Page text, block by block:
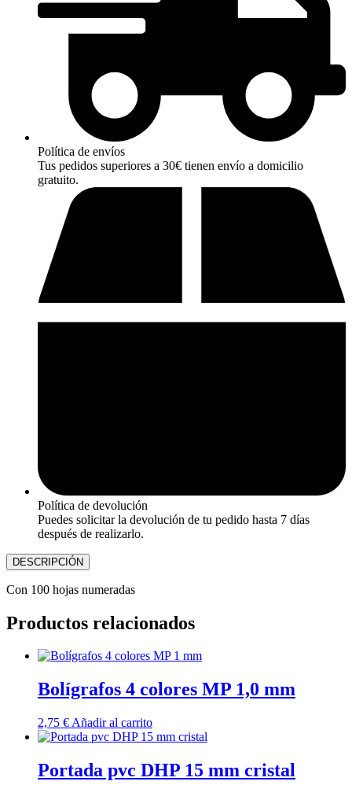
Política de envíos
Tus pedidos superiores a 30€ tienen envío a domicilio
gratuito.
Política de devolución
Puedes solicitar la devolución de tu pedido hasta 7 días
después de realizarlo.
DESCRIPCIÓN
Con 100 hojas numeradas
Productos relacionados
Bolígrafos 4 colores MP 1,0 mm
2,75 € Añadir al carrito
Portada pvc DHP 15 mm cristal